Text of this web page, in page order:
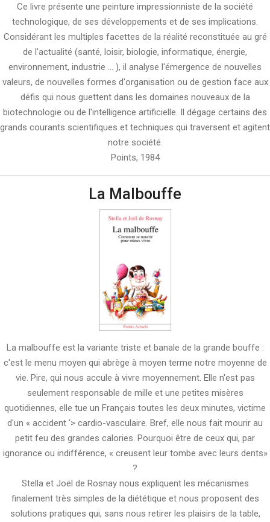
Ce livre présente une peinture impressionniste de la société
technologique, de ses développements et de ses implications.
Considérant les multiples facettes de la réalité reconstituée au gré
de l'actualité (santé, loisir, biologie, informatique, énergie,
environnement, industrie ... ), il analyse l'émergence de nouvelles
valeurs, de nouvelles formes d'organisation ou de gestion face aux
défis qui nous guettent dans les domaines nouveaux de la
biotechnologie ou de l'intelligence artificielle. Il dégage certains des
grands courants scientifiques et techniques qui traversent et agitent
notre société.
Points, 1984
La Malbouffe
La malbouffe est la variante triste et banale de la grande bouffe :
c'est le menu moyen qui abrège à moyen terme notre moyenne de
vie. Pire, qui nous accule à vivre moyennement. Elle n'est pas
seulement responsable de mille et une petites misères
quotidiennes, elle tue un Français toutes les deux minutes, victime
d'un « accident '> cardio-vasculaire. Bref, elle nous fait mourir au
petit feu des grandes calories. Pourquoi être de ceux qui, par
ignorance ou indifférence, « creusent leur tombe avec leurs dents»
?
Stella et Joël de Rosnay nous expliquent les mécanismes
finalement très simples de la diététique et nous proposent des
solutions pratiques qui, sans nous retirer les plaisirs de la table,